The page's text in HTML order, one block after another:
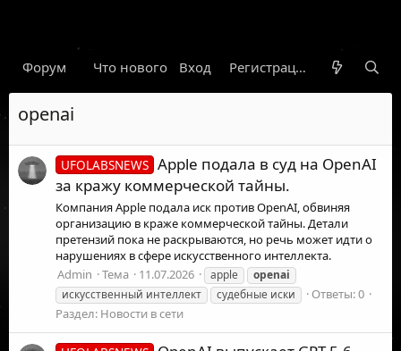
Форум Что нового Гарант Новости
Вход Регистрация
openai
UFOLABSNEWS Apple подала в суд на OpenAI
за кражу коммерческой тайны.
Компания Apple подала иск против OpenAI, обвиняя
организацию в краже коммерческой тайны. Детали
претензий пока не раскрываются, но речь может идти о
нарушениях в сфере искусственного интеллекта.
Admin
Тема 11.07.2026 apple
openai
искусственный интеллект
судебные иски
Ответы: 0
Раздел: Новости в сети